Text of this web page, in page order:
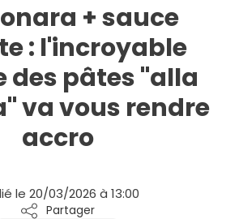
+ sauce
: l'incroyable
des pâtes "alla
va vous rendre
accro
le 20/03/2026 à 13:00
Partager